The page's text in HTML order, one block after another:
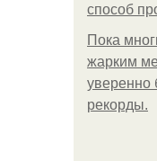
способ
Пока
жарким
уверенно
рекорды.